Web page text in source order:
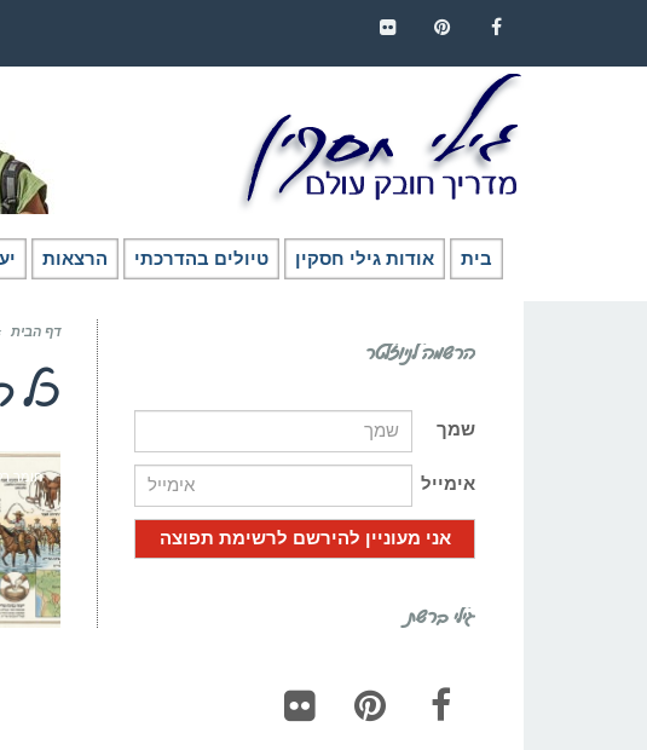
בית אודות גילי חסקין טיולים בהדרכתי הרצאות
דף הבית
כל
חומר
הרשמה לניוזלטר
שמך
אימייל
גילי ברשת